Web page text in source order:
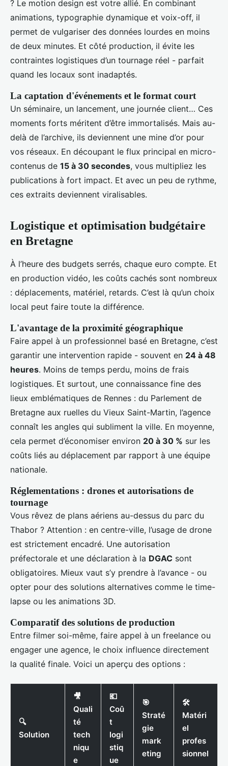
? Le motion design est votre allié. En combinant
animations, typographie dynamique et voix-off, il
permet de vulgariser des données lourdes en moins
de deux minutes. Et côté production, il évite les
contraintes logistiques d’un tournage réel - parfait
quand les locaux sont inadaptés.
La captation d'événements et le format court
Un séminaire, un lancement, une journée client… Ces
moments forts méritent d’être immortalisés. Mais au-
delà de l’archive, ils deviennent une mine d’or pour
vos réseaux. En découpant le flux principal en micro-
contenus de 15 à 30 secondes, vous multipliez les
publications à fort impact. Et avec un peu de rythme,
ces extraits deviennent viralisables.
Logistique et optimisation budgétaire
en Bretagne
À l’heure des budgets serrés, chaque euro compte. Et
en production vidéo, les coûts cachés sont nombreux
: déplacements, matériel, retards. C’est là qu’un choix
local peut faire toute la différence.
L'avantage de la proximité géographique
Faire appel à un professionnel basé en Bretagne, c’est
garantir une intervention rapide - souvent en 24 à 48
heures. Moins de temps perdu, moins de frais
logistiques. Et surtout, une connaissance fine des
lieux emblématiques de Rennes : du Parlement de
Bretagne aux ruelles du Vieux Saint-Martin, l’agence
connaît les angles qui subliment la ville. En moyenne,
cela permet d’économiser environ 20 à 30 % sur les
coûts liés au déplacement par rapport à une équipe
nationale.
Réglementations : drones et autorisations de
tournage
Vous rêvez de plans aériens au-dessus du parc du
Thabor ? Attention : en centre-ville, l’usage de drone
est strictement encadré. Une autorisation
préfectorale et une déclaration à la DGAC sont
obligatoires. Mieux vaut s’y prendre à l’avance - ou
opter pour des solutions alternatives comme le time-
lapse ou les animations 3D.
Comparatif des solutions de production
Entre filmer soi-même, faire appel à un freelance ou
engager une agence, le choix influence directement
la qualité finale. Voici un aperçu des options :
🔍
Solution
🎥
Quali
té
tech
niqu
e
💶
Coû
t
logi
stiq
ue
🎯
Straté
gie
mark
eting
🛠
Matéri
el
profes
sionnel